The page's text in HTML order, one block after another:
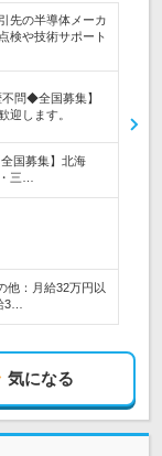
先の半導体メーカ
検や技術サポート
問◆全国募集】
迎します。
国募集】北海
三…
：月給32万円以
3…
気になる